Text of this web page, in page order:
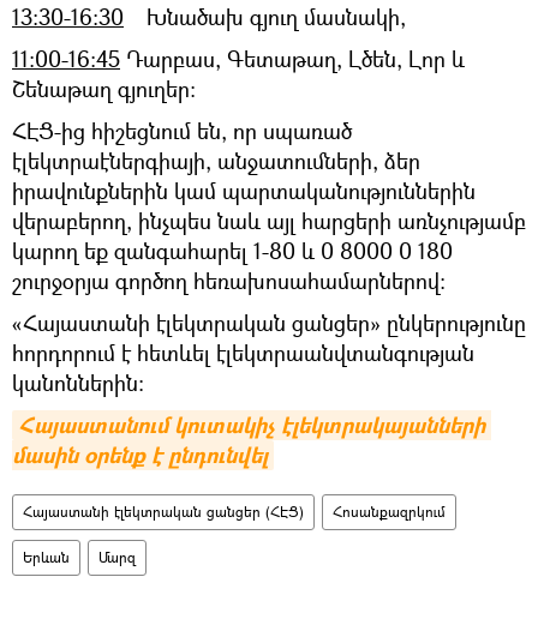
13:30-16:30 Խնածախ գյուղ մասնակի,
11:00-16:45 Դարբաս, Գետաթաղ, Լծեն, Լոր և
Շենաթաղ գյուղեր:
ՀԷՑ-ից հիշեցնում են, որ սպառած
էլեկտրաէներգիայի, անջատումների, ձեր
իրավունքներին կամ պարտականություններին
վերաբերող, ինչպես նաև այլ հարցերի առնչությամբ
կարող եք զանգահարել 1-80 և 0 8000 0 180
շուրջօրյա գործող հեռախոսահամարներով:
«Հայաստանի էլեկտրական ցանցեր» ընկերությունը
հորդորում է հետևել էլեկտրաանվտանգության
կանոններին:
Հայաստանում կուտակիչ էլեկտրակայանների
մասին օրենք է ընդունվել
Հայաստանի էլեկտրական ցանցեր (ՀԷՑ) Հոսանքազրկում
Երևան Մարզ